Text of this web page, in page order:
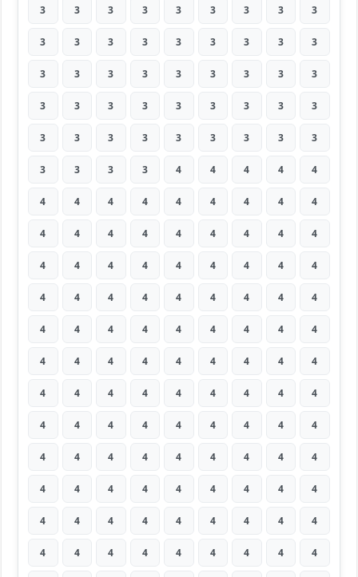
3 3 3 3 3 3 3 3 3
3 3 3 3 3 3 3 3 3
3 3 3 3 3 3 3 3 3
3 3 3 3 3 3 3 3 3
3 3 3 3 3 3 3 3 3
3 3 3 3 4 4 4 4 4
4 4 4 4 4 4 4 4 4
4 4 4 4 4 4 4 4 4
4 4 4 4 4 4 4 4 4
4 4 4 4 4 4 4 4 4
4 4 4 4 4 4 4 4 4
4 4 4 4 4 4 4 4 4
4 4 4 4 4 4 4 4 4
4 4 4 4 4 4 4 4 4
4 4 4 4 4 4 4 4 4
4 4 4 4 4 4 4 4 4
4 4 4 4 4 4 4 4 4
4 4 4 4 4 4 4 4 4